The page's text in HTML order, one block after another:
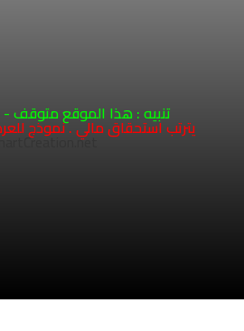
تنبيه : هذا الموقع متوقف -
يترتب استحقاق مالي . نموذج